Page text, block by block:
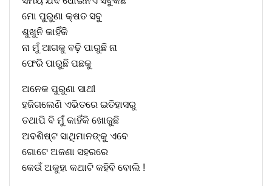
ମୋ ପୁରୁଣା କ୍ଷତ ସବୁ
ଶୁଖୁନି କାହିଁକି
ନା ମୁଁ ଆଗକୁ ବଢ଼ି ପାରୁଛି ନା
ଫେରି ପାରୁଛି ପଛକୁ
ଅନେକ ପୁରୁଣା ସାଥୀ
ହଜିଗଲେଣି ଏଭିତରେ ଇତିହାସରୁ
ତଥାପି ବି ମୁଁ କାହିଁକି ଖୋଜୁଛି
ଅବଶିଷ୍ଟ ସାଥିମାନଙ୍କୁ ଏବେ
ଗୋଟେ ଅଜଣା ସହରରେ
କେଉଁ ଅକୁହା କଥାଟି କହିବି ବୋଲି !